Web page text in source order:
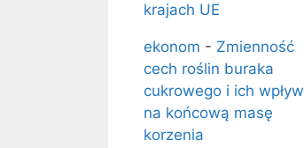
krajach UE
ekonom - Zmienność
cech roślin buraka
cukrowego i ich wpływ
na końcową masę
korzenia